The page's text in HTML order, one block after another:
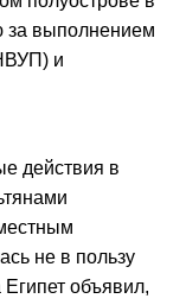
за выполнением
и
действия в
не в пользу
объявил,